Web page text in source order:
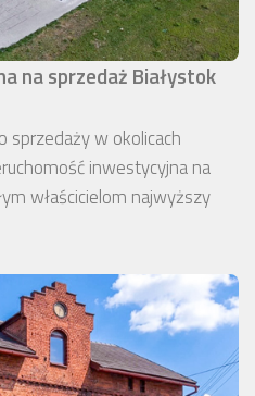
na sprzedaż Białystok
sprzedaży w okolicach
inwestycyjna na
właścicielom najwyższy